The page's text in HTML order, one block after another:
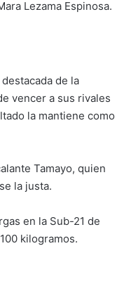
Lezama Espinosa.
de la
vencer a sus rivales
la mantiene como
Tamayo, quien
la justa.
en la Sub-21 de
kilogramos.